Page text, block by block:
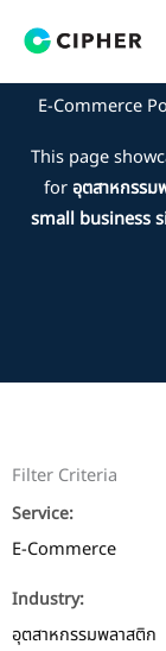
E-Commerce
This page
forอุตสาหกรร
small business
Filter Criteria
Service:
E-Commerce
Industry:
อุตสาหกรรมพลาสติก